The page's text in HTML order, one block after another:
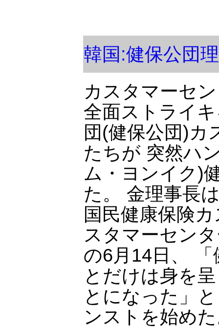
韓国:健保公団
カスタマーセ
全面ストライ
団(健保公団)カ
たちが 突然ハ
ム・ヨンイク)
た。 金理事長
国民健康保険
スタマーセン
の6月14日、
とだけは身を
とになった」
ンストを始め